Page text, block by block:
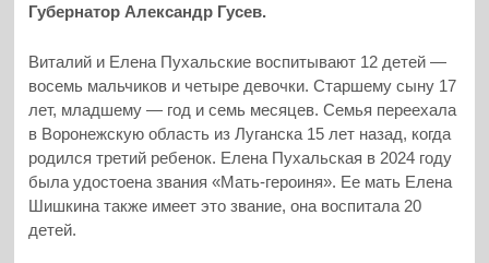
Губернатор Александр Гусев.
Виталий и Елена Пухальские воспитывают 12 детей —
восемь мальчиков и четыре девочки. Старшему сыну 17
лет, младшему — год и семь месяцев. Семья переехала
в Воронежскую область из Луганска 15 лет назад, когда
родился третий ребенок. Елена Пухальская в 2024 году
была удостоена звания «Мать-героиня». Ее мать Елена
Шишкина также имеет это звание, она воспитала 20
детей.